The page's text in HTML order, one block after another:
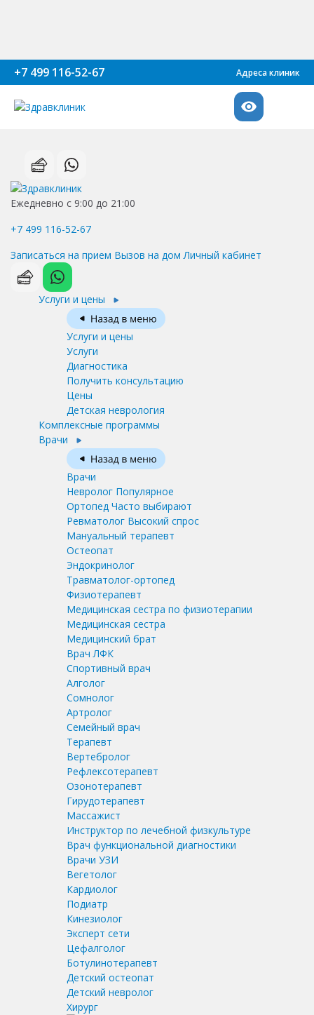
+7 499 116-52-67 Адреса клиник
Ежедневно с 9:00 до 21:00
+7 499 116-52-67
Записаться на прием Вызов на дом Личный кабинет
Услуги и цены
Услуги и цены
Услуги
Диагностика
Получить консультацию
Цены
Детская неврология
Комплексные программы
Врачи
Врачи
Невролог Популярное
Ортопед Часто выбирают
Ревматолог Высокий спрос
Мануальный терапевт
Остеопат
Эндокринолог
Травматолог-ортопед
Физиотерапевт
Медицинская сестра по физиотерапии
Медицинская сестра
Медицинский брат
Врач ЛФК
Спортивный врач
Алголог
Сомнолог
Артролог
Семейный врач
Терапевт
Вертебролог
Рефлексотерапевт
Озонотерапевт
Гирудотерапевт
Массажист
Инструктор по лечебной физкультуре
Врач функциональной диагностики
Врачи УЗИ
Вегетолог
Кардиолог
Подиатр
Кинезиолог
Эксперт сети
Цефалголог
Ботулинотерапевт
Детский остеопат
Детский невролог
Хирург